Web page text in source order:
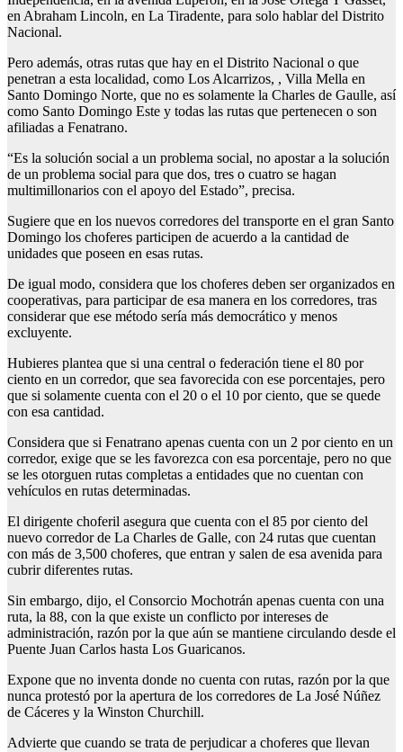
en Abraham Lincoln, en La Tiradente, para solo hablar del Distrito
Nacional.
Pero además, otras rutas que hay en el Distrito Nacional o que
penetran a esta localidad, como Los Alcarrizos, , Villa Mella en
Santo Domingo Norte, que no es solamente la Charles de Gaulle, así
como Santo Domingo Este y todas las rutas que pertenecen o son
afiliadas a Fenatrano.
“Es la solución social a un problema social, no apostar a la solución
de un problema social para que dos, tres o cuatro se hagan
multimillonarios con el apoyo del Estado”, precisa.
Sugiere que en los nuevos corredores del transporte en el gran Santo
Domingo los choferes participen de acuerdo a la cantidad de
unidades que poseen en esas rutas.
De igual modo, considera que los choferes deben ser organizados en
cooperativas, para participar de esa manera en los corredores, tras
considerar que ese método sería más democrático y menos
excluyente.
Hubieres plantea que si una central o federación tiene el 80 por
ciento en un corredor, que sea favorecida con ese porcentajes, pero
que si solamente cuenta con el 20 o el 10 por ciento, que se quede
con esa cantidad.
Considera que si Fenatrano apenas cuenta con un 2 por ciento en un
corredor, exige que se les favorezca con esa porcentaje, pero no que
se les otorguen rutas completas a entidades que no cuentan con
vehículos en rutas determinadas.
El dirigente choferil asegura que cuenta con el 85 por ciento del
nuevo corredor de La Charles de Galle, con 24 rutas que cuentan
con más de 3,500 choferes, que entran y salen de esa avenida para
cubrir diferentes rutas.
Sin embargo, dijo, el Consorcio Mochotrán apenas cuenta con una
ruta, la 88, con la que existe un conflicto por intereses de
administración, razón por la que aún se mantiene circulando desde el
Puente Juan Carlos hasta Los Guaricanos.
Expone que no inventa donde no cuenta con rutas, razón por la que
nunca protestó por la apertura de los corredores de La José Núñez
de Cáceres y la Winston Churchill.
Advierte que cuando se trata de perjudicar a choferes que llevan